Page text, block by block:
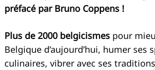
préfacé par Bruno Coppens !
Plus de 2000 belgicismes pour
Belgique d’aujourd’hui, humer ses
culinaires, vibrer avec ses